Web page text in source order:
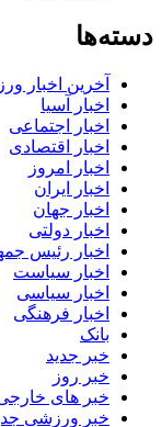
دسته‌ها
آخرین اخبار
اخبار آسیا
اخبار اجتماعی
اخبار اقتصادی
اخبار امروز
اخبار ایران
اخبار جهان
اخبار دولتی
اخبار رئیس
اخبار سیاست
اخبار سیاسی
اخبار فرهنگی
بانک
خبر جدید
خبر روز
خبر های
خبر ورزشی